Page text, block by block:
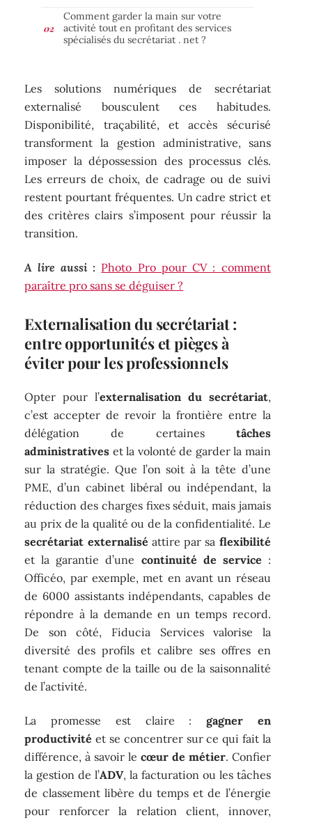
Comment garder la main sur votre
activité tout en profitant des services
spécialisés du secrétariat . net ?
Les solutions numériques de secrétariat
externalisé bousculent ces habitudes.
Disponibilité, traçabilité, et accès sécurisé
transforment la gestion administrative, sans
imposer la dépossession des processus clés.
Les erreurs de choix, de cadrage ou de suivi
restent pourtant fréquentes. Un cadre strict et
des critères clairs s’imposent pour réussir la
transition.
A lire aussi : Photo Pro pour CV : comment
paraître pro sans se déguiser ?
Externalisation du secrétariat :
entre opportunités et pièges à
éviter pour les professionnels
Opter pour l’externalisation du secrétariat,
c’est accepter de revoir la frontière entre la
délégation de certaines tâches
administratives et la volonté de garder la main
sur la stratégie. Que l’on soit à la tête d’une
PME, d’un cabinet libéral ou indépendant, la
réduction des charges fixes séduit, mais jamais
au prix de la qualité ou de la confidentialité. Le
secrétariat externalisé attire par sa flexibilité
et la garantie d’une continuité de service :
Officéo, par exemple, met en avant un réseau
de 6000 assistants indépendants, capables de
répondre à la demande en un temps record.
De son côté, Fiducia Services valorise la
diversité des profils et calibre ses offres en
tenant compte de la taille ou de la saisonnalité
de l’activité.
La promesse est claire : gagner en
productivité et se concentrer sur ce qui fait la
différence, à savoir le cœur de métier. Confier
la gestion de l’ADV, la facturation ou les tâches
de classement libère du temps et de l’énergie
pour renforcer la relation client, innover,